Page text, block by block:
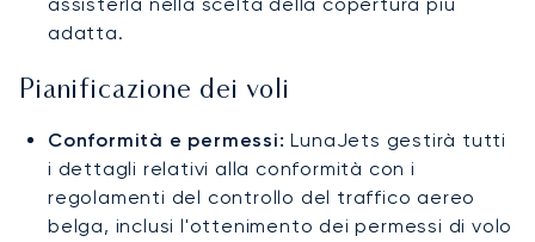
assisterla nella scelta della copertura più
adatta.
Pianificazione dei voli
Conformità e permessi: LunaJets gestirà tutti
i dettagli relativi alla conformità con i
regolamenti del controllo del traffico aereo
belga, inclusi l'ottenimento dei permessi di volo